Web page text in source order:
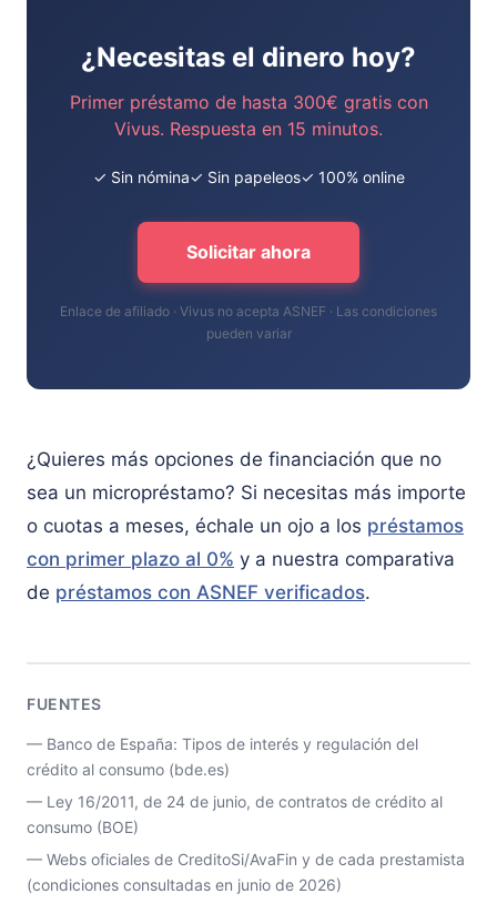
¿Necesitas el dinero hoy?
Primer préstamo de hasta 300€ gratis con
Vivus. Respuesta en 15 minutos.
✓ Sin nómina✓ Sin papeleos✓ 100% online
Solicitar ahora
Enlace de afiliado · Vivus no acepta ASNEF · Las condiciones
pueden variar
¿Quieres más opciones de financiación que no
sea un micropréstamo? Si necesitas más importe
o cuotas a meses, échale un ojo a los préstamos
con primer plazo al 0% y a nuestra comparativa
de préstamos con ASNEF verificados.
FUENTES
— Banco de España: Tipos de interés y regulación del
crédito al consumo (bde.es)
— Ley 16/2011, de 24 de junio, de contratos de crédito al
consumo (BOE)
— Webs oficiales de CreditoSi/AvaFin y de cada prestamista
(condiciones consultadas en junio de 2026)